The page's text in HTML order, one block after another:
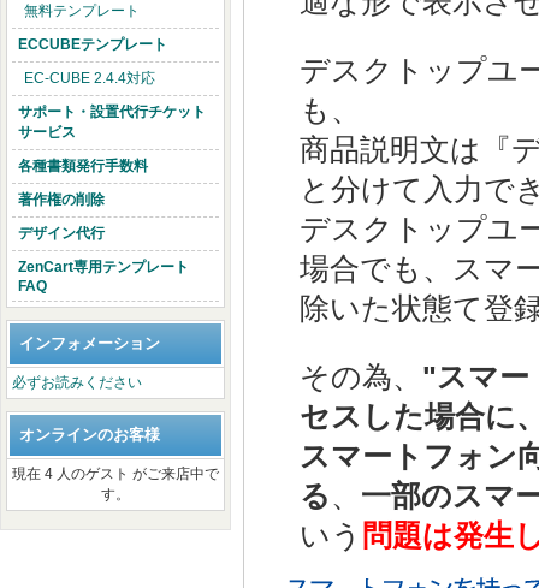
無料テンプレート
ECCUBEテンプレート
EC-CUBE 2.4.4対応
サポート・設置代行チケット
サービス
各種書類発行手数料
著作権の削除
デザイン代行
ZenCart専用テンプレート
FAQ
インフォメーション
必ずお読みください
オンラインのお客様
現在 4 人のゲスト がご来店中で
す。
デスクトップユ
も、
商品説明文は『
と分けて入力で
デスクトップユ
場合でも、スマ
除いた状態て登
その為、 "スマー
セスした場合に
スマートフォン
る、 一部のスマ
いう 問題は発生